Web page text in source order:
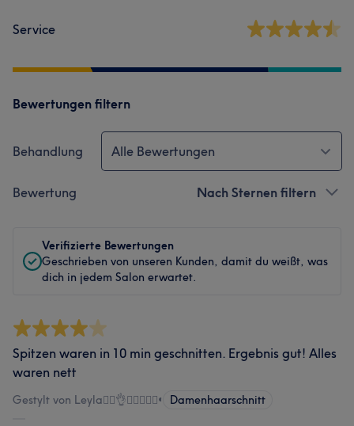
Service
Bewertungen filtern
Behandlung Alle Bewertungen
Bewertung Nach Sternen filtern
Verifizierte Bewertungen
Geschrieben von unseren Kunden, damit du weißt, was
dich in jedem Salon erwartet.
Spitzen waren in 10 min geschnitten. Ergebnis gut! Alles
waren nett
Gestylt von Leyla💇‍♀️👌💇‍♂️💆🏻‍♀️• Damenhaarschnitt